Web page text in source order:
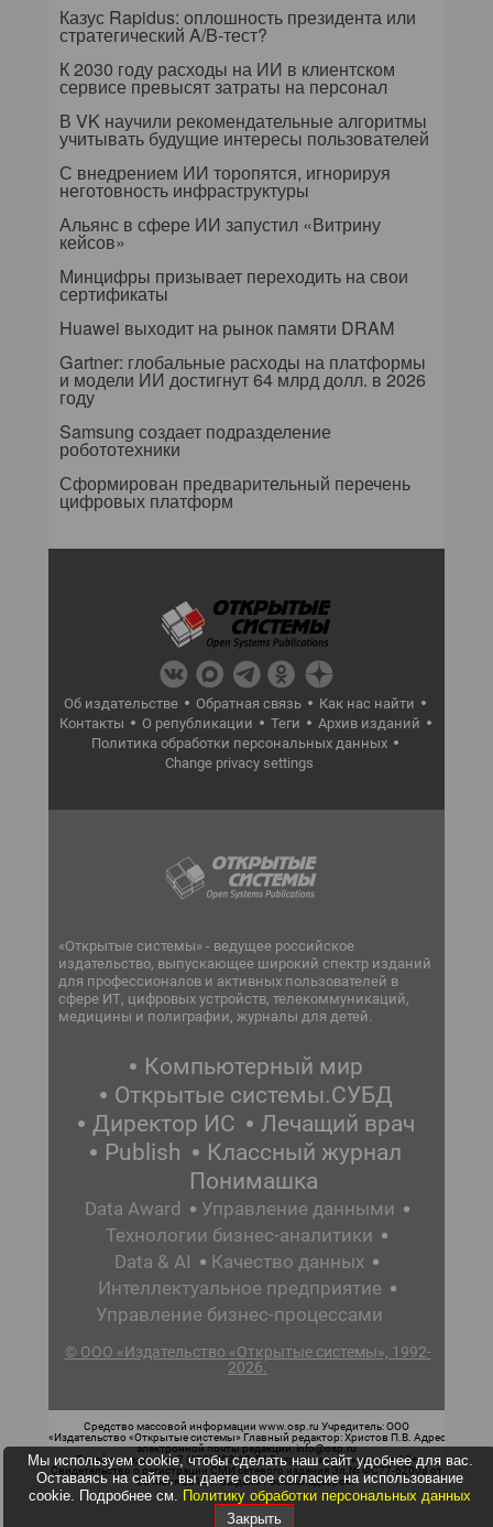
Казус Rapidus: оплошность президента или
стратегический A/B-тест?
К 2030 году расходы на ИИ в клиентском
сервисе превысят затраты на персонал
В VK научили рекомендательные алгоритмы
учитывать будущие интересы пользователей
С внедрением ИИ торопятся, игнорируя
неготовность инфраструктуры
Альянс в сфере ИИ запустил «Витрину
кейсов»
Минцифры призывает переходить на свои
сертификаты
Huawei выходит на рынок памяти DRAM
Gartner: глобальные расходы на платформы
и модели ИИ достигнут 64 млрд долл. в 2026
году
Samsung создает подразделение
робототехники
Сформирован предварительный перечень
цифровых платформ
Об издательстве Обратная связь
Как нас найти
Контакты
О републикации Теги
Архив изданий
Политика обработки персональных данных
Change privacy settings
«Открытые системы» - ведущее российское
издательство, выпускающее широкий спектр изданий
для профессионалов и активных пользователей в
сфере ИТ, цифровых устройств, телекоммуникаций,
медицины и полиграфии, журналы для детей.
Компьютерный мир
Открытые системы.СУБД
Директор ИС
Лечащий врач
Publish
Классный журнал
Понимашка
Data Award
Управление данными
Технологии бизнес-аналитики
Data & AI
Качество данных
Интеллектуальное предприятие
Управление бизнес-процессами
© ООО «Издательство «Открытые системы», 1992-
2026.
Средство массовой информации www.osp.ru Учредитель: ООО
«Издательство «Открытые системы» Главный редактор: Христов П.В. Адрес
электронной почты редакции: info@osp.ru
Телефон редакции: 7 (499) 703-18-54 Возрастная маркировка: 12+
Свидетельство о регистрации СМИ сетевого издания Эл.№ ФС77-62008 от
05 июня 2015 г. выдано Роскомнадзором.
Мы используем cookie, чтобы сделать наш сайт удобнее для вас.
Оставаясь на сайте, вы даете свое согласие на использование
cookie. Подробнее см. Политику обработки персональных данных
Закрыть